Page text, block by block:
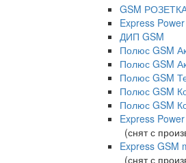
GSM
Express Power
ДИП GSM
Полюс GSM
Полюс GSM
Полюс GSM
Полюс GSM
Полюс GSM
Express
(снят с
Express GSM
(снят с